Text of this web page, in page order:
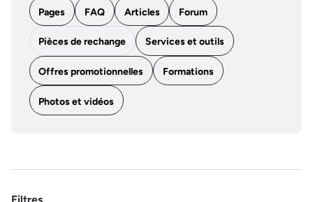
Pages FAQ Articles Forum
Pièces de rechange Services et outils
Offres promotionnelles Formations
Photos et vidéos